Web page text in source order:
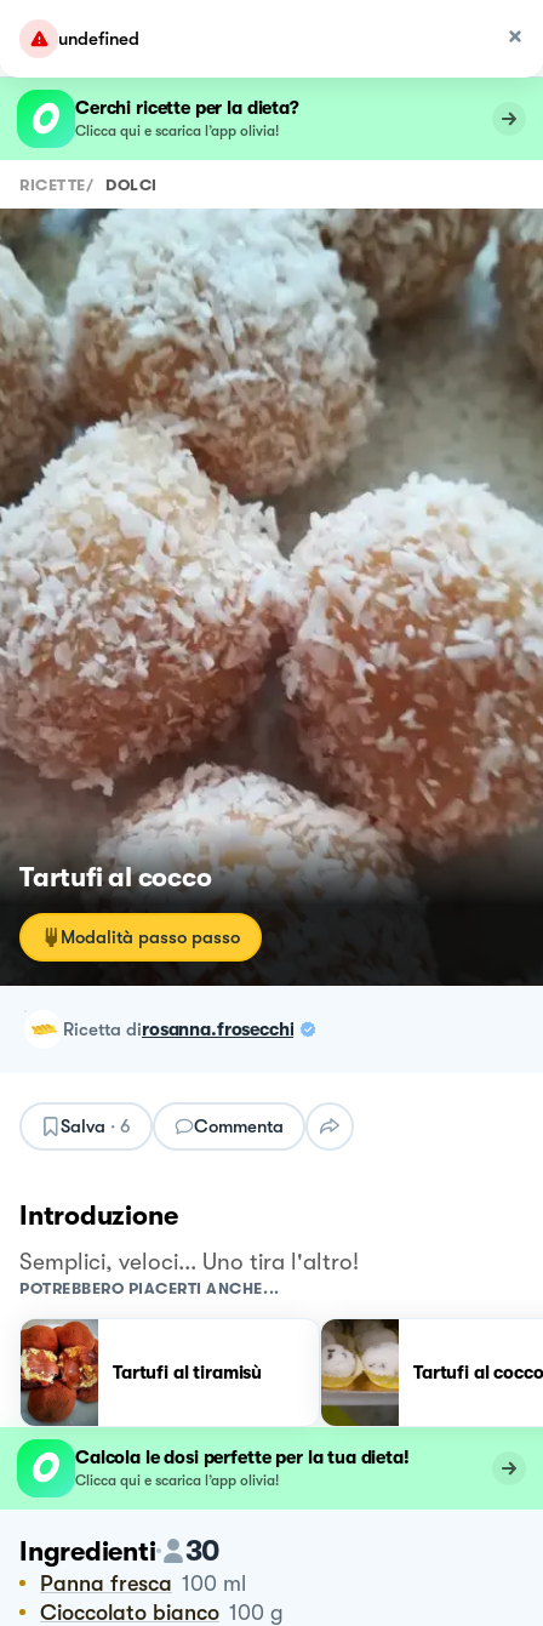
undefined
Cerchi ricette per la dieta?
Clicca qui e scarica l’app olivia!
RICETTE/ DOLCI
Tartufi al cocco
Modalità passo passo
ricetta dirosanna.frosecchi
Salva · 6 Commenta
Introduzione
Semplici, veloci... Uno tira l'altro!
POTREBBERO PIACERTI ANCHE...
Tartufi al tiramisù Tartufi al cocco
Calcola le dosi perfette per la tua dieta!
Clicca qui e scarica l’app olivia!
Ingredienti 30
Panna fresca 100 ml
Cioccolato bianco 100 g